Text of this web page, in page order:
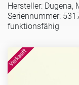
Hersteller: Dugena,
Seriennummer:
funktionsfähig